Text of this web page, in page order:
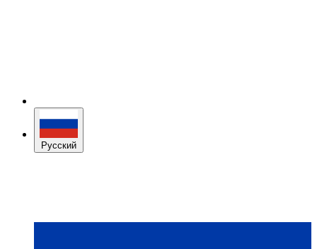
Русский